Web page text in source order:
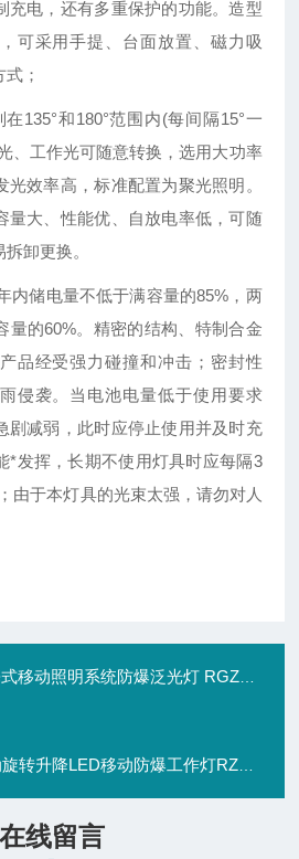
充电，还有多重保护的功能。造型
可采用手提、台面放置、磁力吸
；
135°和180°范围内(每间隔15°一
、工作光可随意转换，选用大功率
效率高，标准配置为聚光照明。
量大、性能优、自放电率低，可随
卸更换。
储电量不低于满容量的85%，两
量的60%。精密的结构、特制合金
品经受强力碰撞和冲击；密封性
侵袭。当电池电量低于使用要求
剧减弱，此时应停止使用并及时充
*发挥，长期不使用灯具时应每隔3
由于本灯具的光束太强，请勿对人
移动照明系统防爆泛光灯 RGZ8410
转升降LED移动防爆工作灯RZM8504
在线留言